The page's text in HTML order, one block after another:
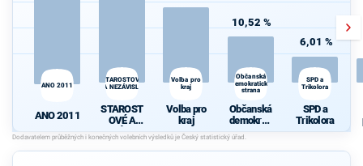
ANO 2011
ANO 2011
STAROSTOVÉ
A NEZÁVISLÍ
STAROST
OVÉ A
NEZÁVISL
Í
Volba pro
kraj
Volba pro
kraj
10,52 %
Občanská
demokratická
strana
Občanská
demokrati
cká strana
6,01 %
SPD a
Trikolora
SPD a
Trikolora